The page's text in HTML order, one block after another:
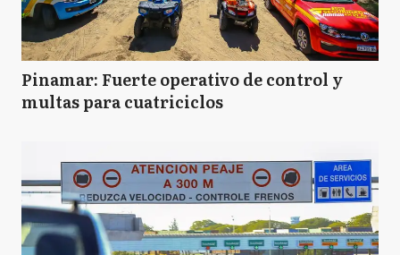
Pinamar: Fuerte operativo de control y
multas para cuatriciclos